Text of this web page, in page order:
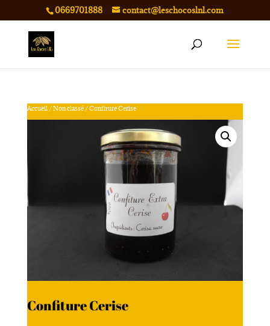
0669701888 contact@leschocoslnl.com
Accueil /Non classé/ Confiture Cerise
Confiture Cerise